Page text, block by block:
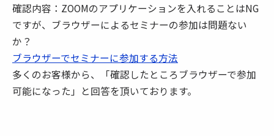
確認内容：ZOOMのアプリケーションを入れることはNG
ですが、ブラウザーによるセミナーの参加は問題ない
か？
ブラウザーでセミナーに参加する方法
多くのお客様から、「確認したところブラウザーで参加
可能になった」と回答を頂いております。